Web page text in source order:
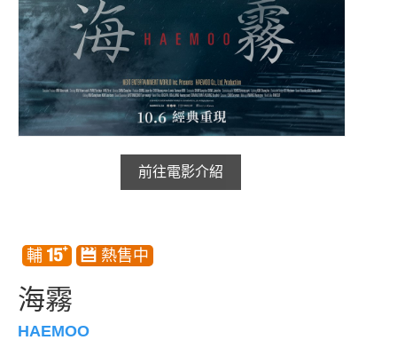
前往電影介紹
海霧
HAEMOO
中獎名單
合作夥伴
商家介紹
加入iShow
會員活動
會員Q&A